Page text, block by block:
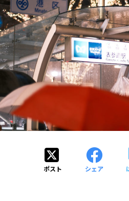
ポスト シェア